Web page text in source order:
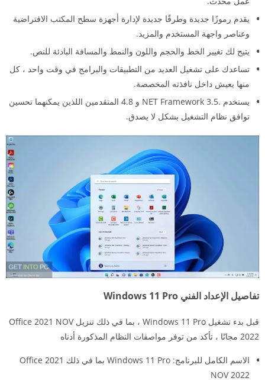
يقدم رموزًا جديدة وطرقًا جديدة لإدارة أجهزة سطح المكتب الافتراضية
وعناصر واجهة المستخدم والمزيد.
يتيح لك تغيير الخط والحجم واللون والنمط والمسافة البادئة للنص.
تساعدك على تشغيل العديد من التطبيقات والبرامج في وقت واحد ، كل
منها يعيش داخل نافذته المخصصة.
يستخدم .NET Framework 3.5 و 4.8 المتقدمين اللذين يمكنهما تحسين
توافق نظام التشغيل بشكل لا يصدق.
تفاصيل الإعداد الفني Windows 11 Pro
قبل بدء تشغيل Windows 11 Pro ، بما في ذلك تنزيل Office 2021 NOV
2022 مجانًا ، تأكد من توفر مواصفات النظام المذكورة أدناه
الاسم الكامل للبرنامج: Windows 11 Pro بما في ذلك Office 2021
NOV 2022